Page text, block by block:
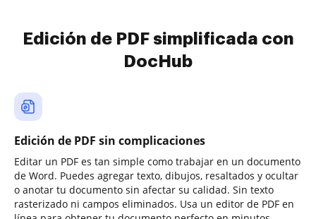
Edición de PDF simplificada con
DocHub
Edición de PDF sin complicaciones
Editar un PDF es tan simple como trabajar en un documento
de Word. Puedes agregar texto, dibujos, resaltados y ocultar
o anotar tu documento sin afectar su calidad. Sin texto
rasterizado ni campos eliminados. Usa un editor de PDF en